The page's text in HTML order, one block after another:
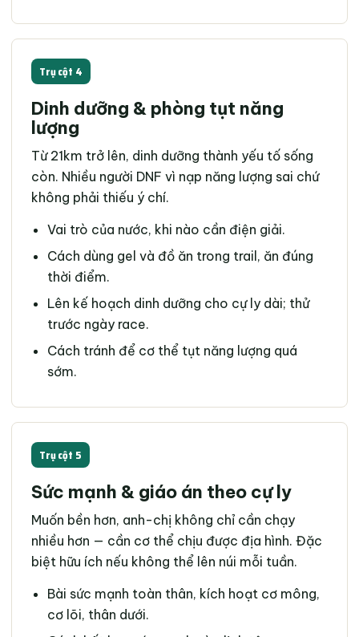
Trụ cột 4
Dinh dưỡng & phòng tụt năng
lượng
Từ 21km trở lên, dinh dưỡng thành yếu tố sống
còn. Nhiều người DNF vì nạp năng lượng sai chứ
không phải thiếu ý chí.
Vai trò của nước, khi nào cần điện giải.
Cách dùng gel và đồ ăn trong trail, ăn đúng
thời điểm.
Lên kế hoạch dinh dưỡng cho cự ly dài; thử
trước ngày race.
Cách tránh để cơ thể tụt năng lượng quá
sớm.
Trụ cột 5
Sức mạnh & giáo án theo cự ly
Muốn bền hơn, anh-chị không chỉ cần chạy
nhiều hơn — cần cơ thể chịu được địa hình. Đặc
biệt hữu ích nếu không thể lên núi mỗi tuần.
Bài sức mạnh toàn thân, kích hoạt cơ mông,
cơ lõi, thân dưới.